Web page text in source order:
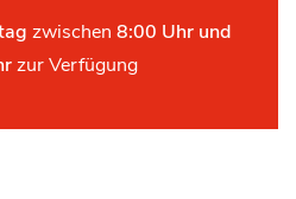
zwischen 8:00 Uhr und
zur Verfügung